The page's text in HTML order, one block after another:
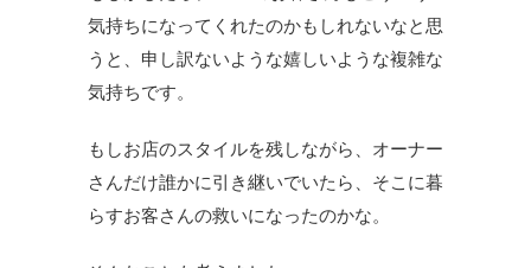
気持ちになってくれたのかもしれないなと思
うと、申し訳ないような嬉しいような複雑な
気持ちです。
もしお店のスタイルを残しながら、オーナー
さんだけ誰かに引き継いでいたら、そこに暮
らすお客さんの救いになったのかな。